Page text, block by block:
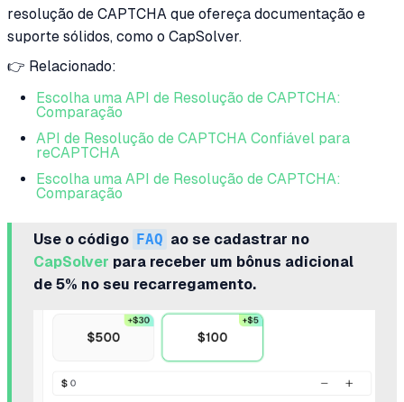
resolução de CAPTCHA que ofereça documentação e
suporte sólidos, como o CapSolver.
👉 Relacionado:
Escolha uma API de Resolução de CAPTCHA:
Comparação
API de Resolução de CAPTCHA Confiável para
reCAPTCHA
Escolha uma API de Resolução de CAPTCHA:
Comparação
Use o código FAQ ao se cadastrar no
CapSolver para receber um bônus adicional
de 5% no seu recarregamento.